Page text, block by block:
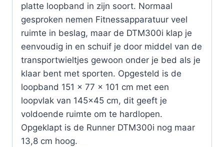
platte loopband in zijn soort. Normaal
gesproken nemen Fitnessapparatuur veel
ruimte in beslag, maar de DTM300i klap je
eenvoudig in en schuif je door middel van de
transportwieltjes gewoon onder je bed als je
klaar bent met sporten. Opgesteld is de
loopband 151 x 77 x 101 cm met een
loopvlak van 145×45 cm, dit geeft je
voldoende ruimte om te hardlopen.
Opgeklapt is de Runner DTM300i nog maar
13,8 cm hoog.